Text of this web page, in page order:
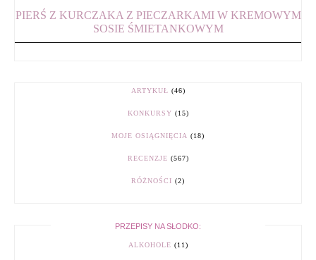
PIERŚ Z KURCZAKA Z PIECZARKAMI W KREMOWYM
SOSIE ŚMIETANKOWYM
ARTYKUŁ (46)
KONKURSY (15)
MOJE OSIĄGNIĘCIA (18)
RECENZJE (567)
RÓŻNOŚCI (2)
PRZEPISY NA SŁODKO:
ALKOHOLE (11)